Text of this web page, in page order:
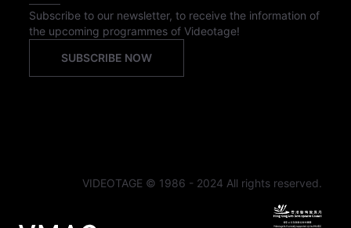
Subscribe to our newsletter, to receive the information of
the upcoming programmes of Videotage!
SUBSCRIBE NOW
VIDEOTAGE © 1986 - 2024 All rights reserved.